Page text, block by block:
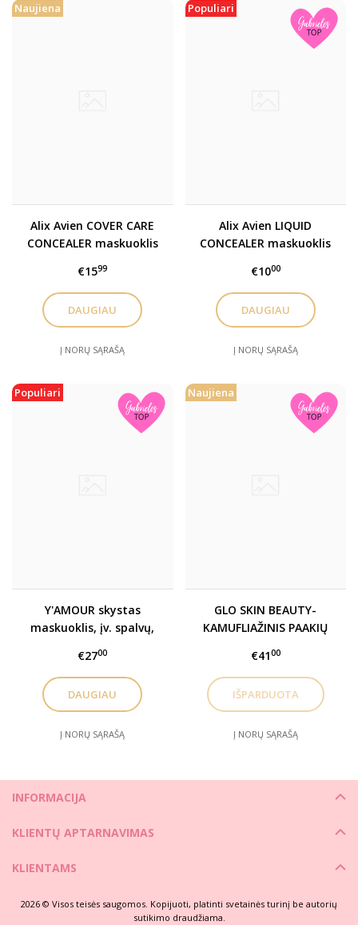
Naujiena
Alix Avien COVER CARE
CONCEALER maskuoklis
€1599
DAUGIAU
Į NORŲ SĄRAŠĄ
Populiari
Alix Avien LIQUID
CONCEALER maskuoklis
€1000
DAUGIAU
Į NORŲ SĄRAŠĄ
Populiari
Y'AMOUR skystas
maskuoklis, įv. spalvų,
€2700
DAUGIAU
Į NORŲ SĄRAŠĄ
Naujiena
GLO SKIN BEAUTY-
KAMUFLIAŽINIS PAAKIŲ
EYE CONCEALER- BEIGE
€4100
Į NORŲ SĄRAŠĄ
INFORMACIJA
KLIENTŲ APTARNAVIMAS
KLIENTAMS
2026 © Visos teisės saugomos. Kopijuoti, platinti svetainės turinį be autorių
sutikimo draudžiama.